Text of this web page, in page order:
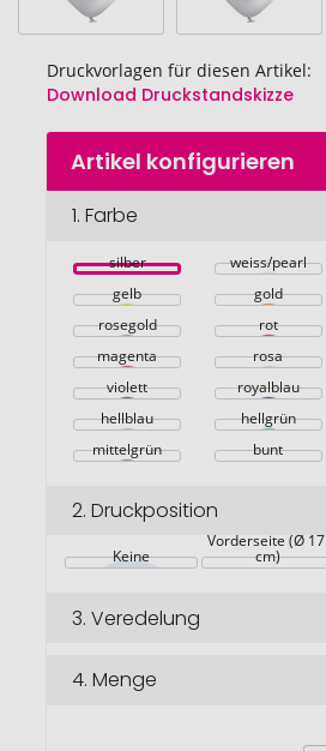
Druckvorlagen für diesen Artikel:
Download Druckstandskizze
Zum
Anfang
Bildgalerie
Artikel konfigurieren
1. Farbe
silber weiss/pearl
gelb
gold
rosegold
rot
magenta
rosa
violett
royalblau
hellblau
hellgrün
mittelgrün
bunt
2. Druckposition
Keine
Vorderseite (Ø 17
cm)
3. Veredelung
4. Menge